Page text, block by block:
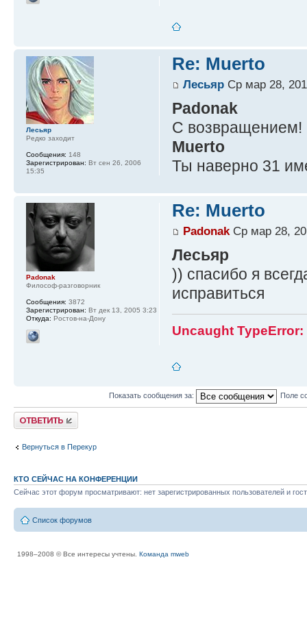
Re: Muerto
ЛесьярСр мар 28,
Padonak
С возвращением!
Muerto
Ты наверно 31
Лесьяр
Редко заходит
Сообщения: 148
Зарегистрирован: Вт сен 26, 2006
15:35
Re: Muerto
PadonakСр мар 28,
Лесьяр
)) спасибо я
исправиться
Uncaught TypeError:
Padonak
Философ-разговорник
Сообщения: 3872
Зарегистрирован: Вт дек 13, 2005 3:23
Откуда: Ростов-на-Дону
Показать сообщения за: Поле
Ответить
Вернуться в Перекур
КТО СЕЙЧАС НА КОНФЕРЕНЦИИ
Сейчас этот форум просматривают: нет зарегистрированных пользователей и
Список форумов
1998–2008 © Все интересы учтены. Команда mweb